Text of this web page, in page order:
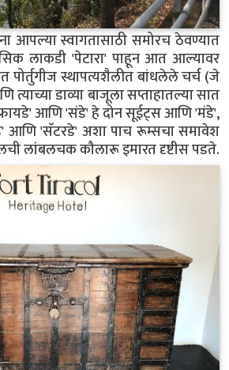
आपल्या स्वागतासाठी समोरच ठेवण्यात
लाकडी 'पेटारा' पाहून आत आल्यावर
पोर्तुगीज स्थापत्यशैलीत बांधलेले चर्च (जे
डाव्या बाजूला सप्ताहातल्या सात
आणि 'संडे' हे दोन सूईट्स आणि 'मंडे',
आणि 'सॅटरडे' अशा पाच रूम्सचा समावेश
लांबलचक कौलारू इमारत दृष्टीस पडते.